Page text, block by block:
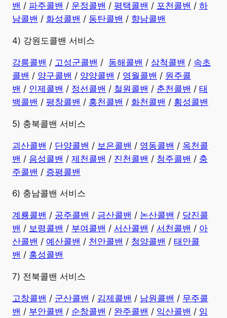
밴 / 파주콜밴 / 운정콜밴 / 평택콜밴 / 포천콜밴 / 하
남콜밴 / 화성콜밴 / 동탄콜밴 / 향남콜밴
4) 강원도콜밴 서비스
강릉콜밴 / 고성군콜밴 / 동해콜밴 / 삼척콜밴 / 속초
콜밴 / 양구콜밴 / 양양콜밴 / 영월콜밴 / 원주콜
밴 / 인제콜밴 / 정선콜밴 / 철원콜밴 / 춘천콜밴 / 태
백콜밴 / 평창콜밴 / 홍천콜밴 / 화천콜밴 / 횡성콜밴
5) 충북콜밴 서비스
괴산콜밴 / 단양콜밴 / 보은콜밴 / 영동콜밴 / 옥천콜
밴 / 음성콜밴 / 제천콜밴 / 진천콜밴 / 청주콜밴 / 충
주콜밴 / 증평콜밴
6) 충남콜밴 서비스
계룡콜밴 / 공주콜밴 / 금산콜밴 / 논산콜밴 / 당진콜
밴 / 보령콜밴 / 부여콜밴 / 서산콜밴 / 서천콜밴 / 아
산콜밴 / 예산콜밴 / 천안콜밴 / 청양콜밴 / 태안콜
밴 / 홍성콜밴
7) 전북콜밴 서비스
고창콜밴 / 군산콜밴 / 김제콜밴 / 남원콜밴 / 무주콜
밴 / 부안콜밴 / 순창콜밴 / 완주콜밴 / 익산콜밴 / 임